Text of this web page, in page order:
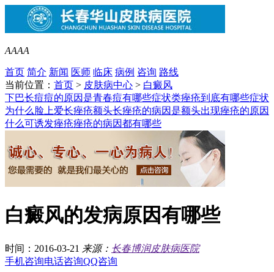
AAAA
首页 简介 新闻 医师 临床 病例 咨询 路线
当前位置： 首页 > 皮肤病中心 > 白癜风
下巴长痘痘的原因是青春痘有哪些症状类痤疮到底有哪些症状
为什么脸上爱长痤疮额头长痤疮的病因是额头出现痤疮的原因
什么可诱发痤疮痤疮的病因都有哪些
白癜风的发病原因有哪些
时间：2016-03-21 来源： 长春博润皮肤病医院
手机咨询电话咨询QQ咨询